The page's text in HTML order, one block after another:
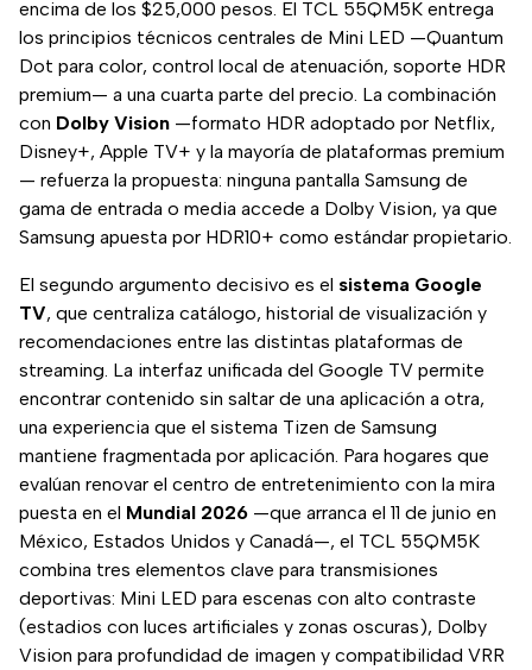
encima de los $25,000 pesos. El TCL 55QM5K entrega
los principios técnicos centrales de Mini LED —Quantum
Dot para color, control local de atenuación, soporte HDR
premium— a una cuarta parte del precio. La combinación
con Dolby Vision —formato HDR adoptado por Netflix,
Disney+, Apple TV+ y la mayoría de plataformas premium
— refuerza la propuesta: ninguna pantalla Samsung de
gama de entrada o media accede a Dolby Vision, ya que
Samsung apuesta por HDR10+ como estándar propietario.
El segundo argumento decisivo es el sistema Google
TV, que centraliza catálogo, historial de visualización y
recomendaciones entre las distintas plataformas de
streaming. La interfaz unificada del Google TV permite
encontrar contenido sin saltar de una aplicación a otra,
una experiencia que el sistema Tizen de Samsung
mantiene fragmentada por aplicación. Para hogares que
evalúan renovar el centro de entretenimiento con la mira
puesta en el Mundial 2026 —que arranca el 11 de junio en
México, Estados Unidos y Canadá—, el TCL 55QM5K
combina tres elementos clave para transmisiones
deportivas: Mini LED para escenas con alto contraste
(estadios con luces artificiales y zonas oscuras), Dolby
Vision para profundidad de imagen y compatibilidad VRR